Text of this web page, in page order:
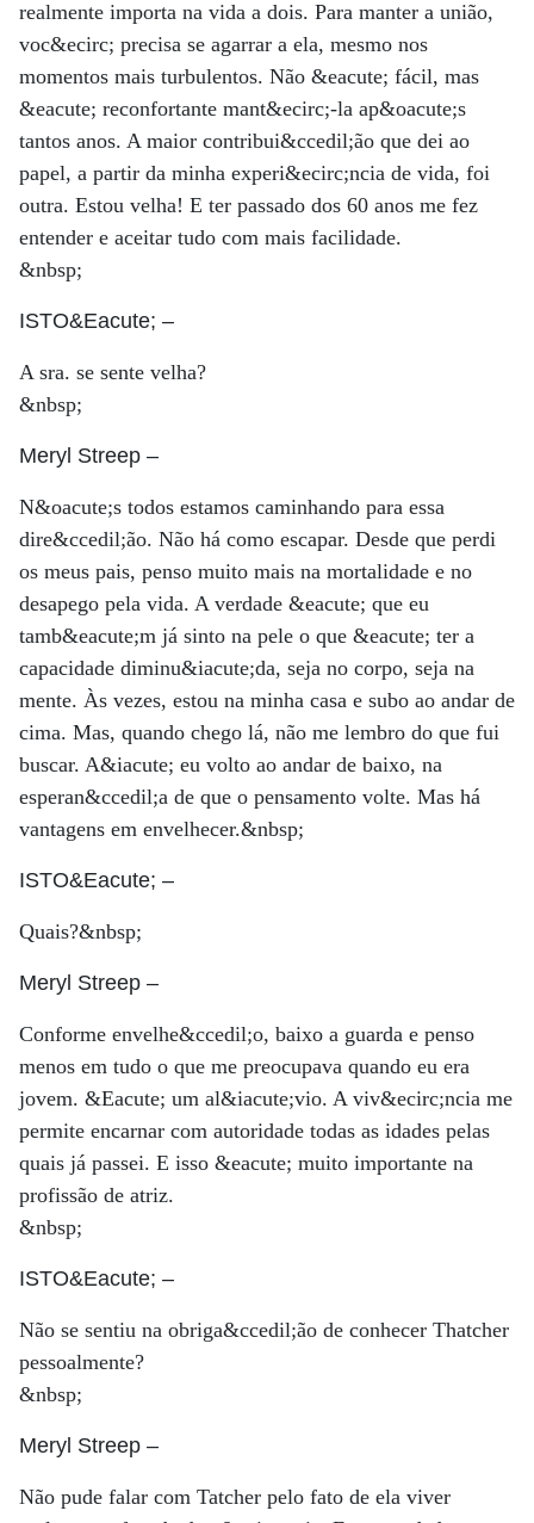
realmente importa na vida a dois. Para manter a união,
voc&ecirc; precisa se agarrar a ela, mesmo nos
momentos mais turbulentos. Não &eacute; fácil, mas
&eacute; reconfortante mant&ecirc;-la ap&oacute;s
tantos anos. A maior contribui&ccedil;ão que dei ao
papel, a partir da minha experi&ecirc;ncia de vida, foi
outra. Estou velha! E ter passado dos 60 anos me fez
entender e aceitar tudo com mais facilidade.
&nbsp;
ISTO&Eacute; –
A sra. se sente velha?
&nbsp;
Meryl Streep –
N&oacute;s todos estamos caminhando para essa
dire&ccedil;ão. Não há como escapar. Desde que perdi
os meus pais, penso muito mais na mortalidade e no
desapego pela vida. A verdade &eacute; que eu
tamb&eacute;m já sinto na pele o que &eacute; ter a
capacidade diminu&iacute;da, seja no corpo, seja na
mente. Às vezes, estou na minha casa e subo ao andar de
cima. Mas, quando chego lá, não me lembro do que fui
buscar. A&iacute; eu volto ao andar de baixo, na
esperan&ccedil;a de que o pensamento volte. Mas há
vantagens em envelhecer.&nbsp;
ISTO&Eacute; –
Quais?&nbsp;
Meryl Streep –
Conforme envelhe&ccedil;o, baixo a guarda e penso
menos em tudo o que me preocupava quando eu era
jovem. &Eacute; um al&iacute;vio. A viv&ecirc;ncia me
permite encarnar com autoridade todas as idades pelas
quais já passei. E isso &eacute; muito importante na
profissão de atriz.
&nbsp;
ISTO&Eacute; –
Não se sentiu na obriga&ccedil;ão de conhecer Thatcher
pessoalmente?
&nbsp;
Meryl Streep –
Não pude falar com Tatcher pelo fato de ela viver